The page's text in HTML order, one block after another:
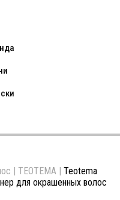
| TEOTEMA | Teotema
для окрашенных волос